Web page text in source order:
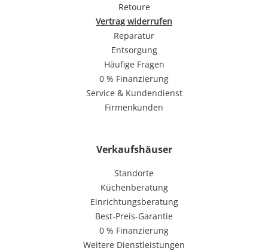
Retoure
Vertrag widerrufen
Reparatur
Entsorgung
Häufige Fragen
0 % Finanzierung
Service & Kundendienst
Firmenkunden
Verkaufshäuser
Standorte
Küchenberatung
Einrichtungsberatung
Best-Preis-Garantie
0 % Finanzierung
Weitere Dienstleistungen